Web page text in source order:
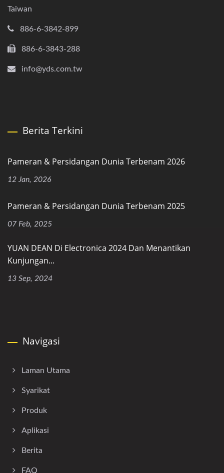
Taiwan
886-6-3842-899
886-6-3843-288
info@yds.com.tw
Berita Terkini
Pameran & Persidangan Dunia Terbenam 2026
12 Jan, 2026
Pameran & Persidangan Dunia Terbenam 2025
07 Feb, 2025
YUAN DEAN Di Electronica 2024 Dan Menantikan
Kunjungan...
13 Sep, 2024
Navigasi
Laman Utama
Syarikat
Produk
Aplikasi
Berita
FAQ